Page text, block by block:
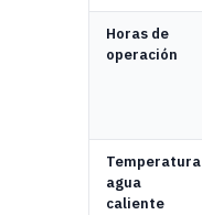
Horas de
operación
Temperatura
agua
caliente